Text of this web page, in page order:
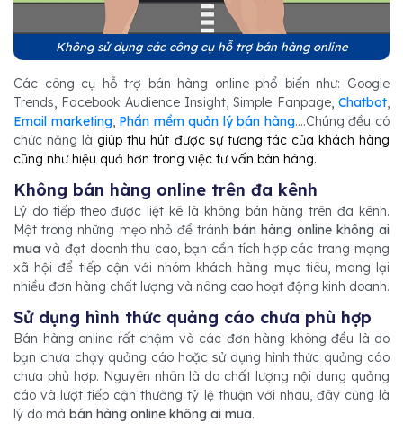
Không sử dụng các công cụ hỗ trợ bán hàng online
Các công cụ hỗ trợ bán hàng online phổ biến như: Google
Trends, Facebook Audience Insight, Simple Fanpage, Chatbot,
Email marketing, Phần mềm quản lý bán hàng....Chúng đều có
chức năng là giúp thu hút được sự tương tác của khách hàng
cũng như hiệu quả hơn trong việc tư vấn bán hàng.
Không bán hàng online trên đa kênh
Lý do tiếp theo được liệt kê là không bán hàng trên đa kênh.
Một trong những mẹo nhỏ để tránhbán hàng online không ai
mua và đạt doanh thu cao, bạn cần tích hợp các trang mạng
xã hội để tiếp cận với nhóm khách hàng mục tiêu, mang lại
nhiều đơn hàng chất lượng và nâng cao hoạt động kinh doanh.
Sử dụng hình thức quảng cáo chưa phù hợp
Bán hàng online rất chậm và các đơn hàng không đều là do
bạn chưa chạy quảng cáo hoặc sử dụng hình thức quảng cáo
chưa phù hợp. Nguyên nhân là do chất lượng nội dung quảng
cáo và lượt tiếp cận thường tỷ lệ thuận với nhau, đây cũng là
lý do mà bán hàng online không ai mua.